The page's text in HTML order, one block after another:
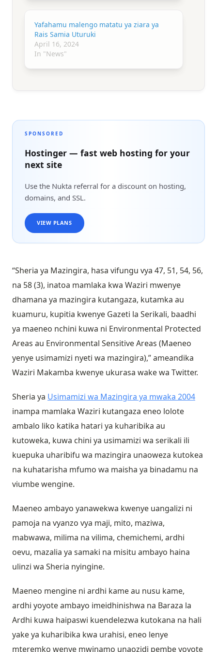
Yafahamu malengo matatu ya ziara ya
Rais Samia Uturuki
April 16, 2024
In "News"
SPONSORED
Hostinger — fast web hosting for your
next site
Use the Nukta referral for a discount on hosting,
domains, and SSL.
VIEW PLANS
“Sheria ya Mazingira, hasa vifungu vya 47, 51, 54, 56,
na 58 (3), inatoa mamlaka kwa Waziri mwenye
dhamana ya mazingira kutangaza, kutamka au
kuamuru, kupitia kwenye Gazeti la Serikali, baadhi
ya maeneo nchini kuwa ni Environmental Protected
Areas au Environmental Sensitive Areas (Maeneo
yenye usimamizi nyeti wa mazingira),” ameandika
Waziri Makamba kwenye ukurasa wake wa Twitter.
Sheria ya Usimamizi wa Mazingira ya mwaka 2004
inampa mamlaka Waziri kutangaza eneo lolote
ambalo liko katika hatari ya kuharibika au
kutoweka, kuwa chini ya usimamizi wa serikali ili
kuepuka uharibifu wa mazingira unaoweza kutokea
na kuhatarisha mfumo wa maisha ya binadamu na
viumbe wengine.
Maeneo ambayo yanawekwa kwenye uangalizi ni
pamoja na vyanzo vya maji, mito, maziwa,
mabwawa, milima na vilima, chemichemi, ardhi
oevu, mazalia ya samaki na misitu ambayo haina
ulinzi wa Sheria nyingine.
Maeneo mengine ni ardhi kame au nusu kame,
ardhi yoyote ambayo imeidhinishwa na Baraza la
Ardhi kuwa haipaswi kuendelezwa kutokana na hali
yake ya kuharibika kwa urahisi, eneo lenye
mteremko wenye mwinamo unaozidi pembe yoyote